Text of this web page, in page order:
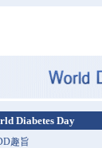
Diabetes Day
趣旨